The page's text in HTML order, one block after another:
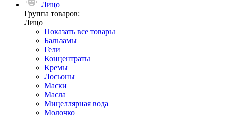
Лицо
Группа товаров:
Лицо
Показать все товары
Бальзамы
Гели
Концентраты
Кремы
Лосьоны
Маски
Масла
Мицеллярная вода
Молочко